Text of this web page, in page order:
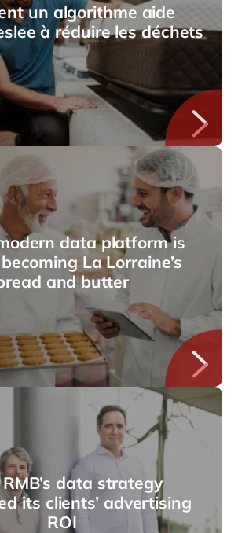
un algorithme aide
à réduire les déchets
data platform is
La Lorraine’s
and butter
data strategy
its clients’ advertising
ROI